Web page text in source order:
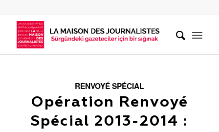
RENVOYÉ SPÉCIAL
Opération Renvoyé
Spécial 2013-2014 :